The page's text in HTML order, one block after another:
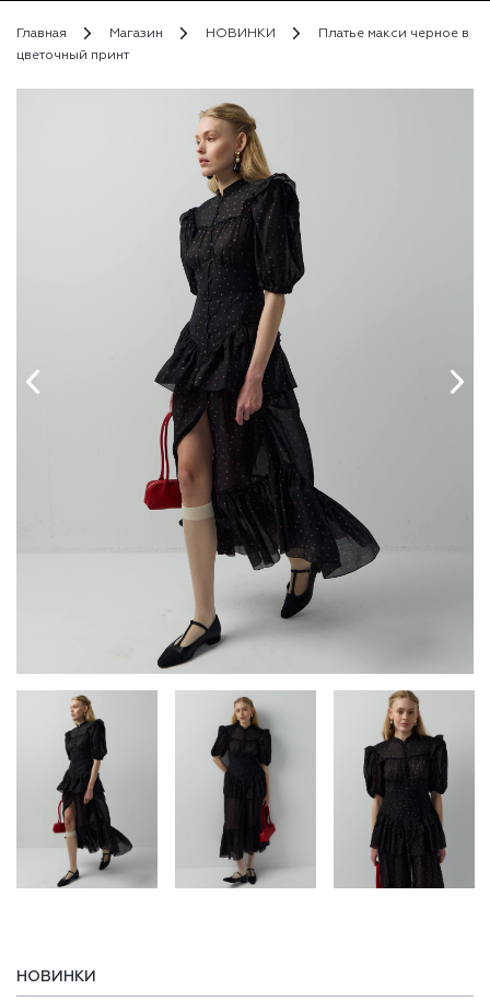
Главная Магазин НОВИНКИ
Платье макси черное в
цветочный принт
НОВИНКИ